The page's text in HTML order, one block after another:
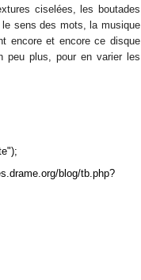
ciselées, les boutades
sens des mots, la musique
encore et encore ce disque
peu plus, pour en varier les
blog/tb.php?